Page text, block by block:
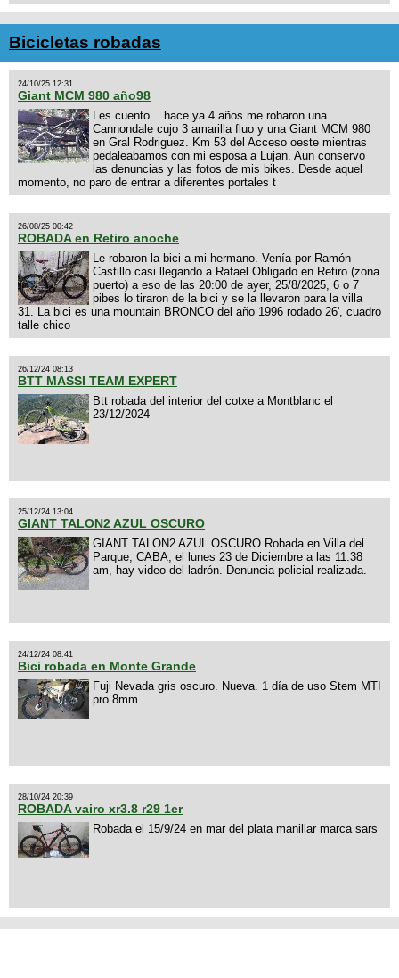
Bicicletas robadas
24/10/25 12:31
Giant MCM 980 año98
Les cuento... hace ya 4 años me robaron una
Cannondale cujo 3 amarilla fluo y una Giant MCM 980
en Gral Rodriguez. Km 53 del Acceso oeste mientras
pedaleabamos con mi esposa a Lujan. Aun conservo
las denuncias y las fotos de mis bikes. Desde aquel
momento, no paro de entrar a diferentes portales t
26/08/25 00:42
ROBADA en Retiro anoche
Le robaron la bici a mi hermano. Venía por Ramón
Castillo casi llegando a Rafael Obligado en Retiro (zona
puerto) a eso de las 20:00 de ayer, 25/8/2025, 6 o 7
pibes lo tiraron de la bici y se la llevaron para la villa
31. La bici es una mountain BRONCO del año 1996 rodado 26', cuadro
talle chico
26/12/24 08:13
BTT MASSI TEAM EXPERT
Btt robada del interior del cotxe a Montblanc el
23/12/2024
25/12/24 13:04
GIANT TALON2 AZUL OSCURO
GIANT TALON2 AZUL OSCURO Robada en Villa del
Parque, CABA, el lunes 23 de Diciembre a las 11:38
am, hay video del ladrón. Denuncia policial realizada.
24/12/24 08:41
Bici robada en Monte Grande
Fuji Nevada gris oscuro. Nueva. 1 día de uso Stem MTI
pro 8mm
28/10/24 20:39
ROBADA vairo xr3.8 r29 1er
Robada el 15/9/24 en mar del plata manillar marca sars